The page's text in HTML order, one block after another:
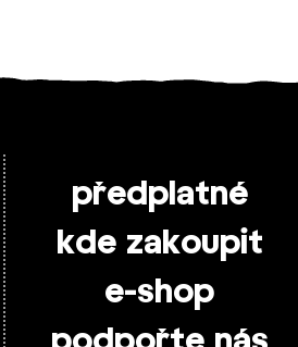
předplatné
kde zakoupit
e-shop